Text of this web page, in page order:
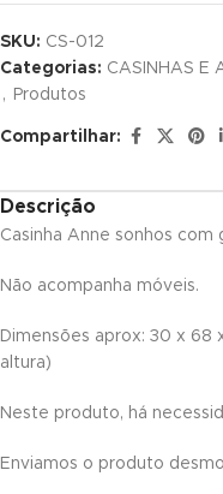
panel
panel
panel
panel
panel
panel
panel
SKU: CS-012
Categorias: CASINHAS E
,
Produtos
Compartilhar:
Descrição
Casinha Anne sonhos com
Não acompanha móveis.
Dimensões aprox: 30 x 68
altura)
Neste produto, há
Enviamos o produto